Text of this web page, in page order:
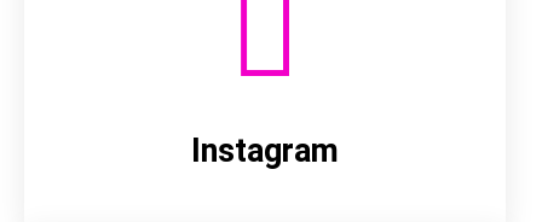
Instagram